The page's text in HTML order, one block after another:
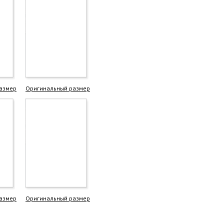
Оригинальный размер
Оригинальный размер